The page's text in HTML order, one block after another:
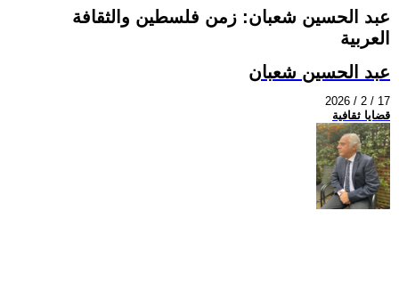
عبد الحسين شعبان: زمن فلسطين والثقافة
العربية
عبد الحسين شعبان
2026 / 2 / 17
قضايا ثقافية